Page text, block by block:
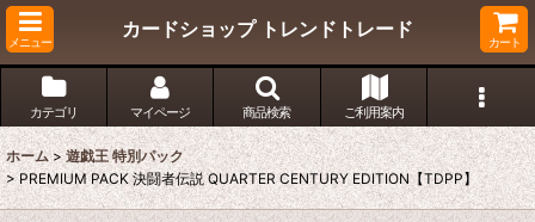
メニュー
カードショップ トレンドトレード
カート
カテゴリ マイページ 商品検索 ご利用案内
ホーム > 遊戯王 特別パック
> PREMIUM PACK 決闘者伝説 QUARTER CENTURY EDITION【TDPP】